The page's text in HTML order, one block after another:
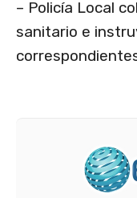
– Policía Local
sanitario e